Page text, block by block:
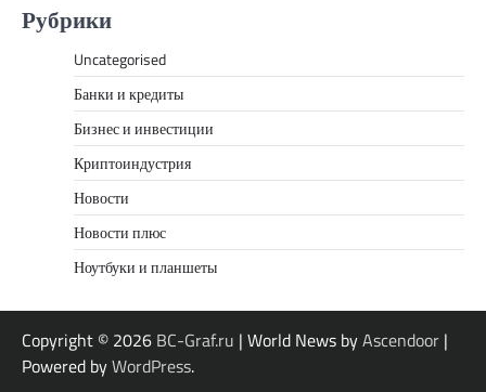
Рубрики
Uncategorised
Банки и кредиты
Бизнес и инвестиции
Криптоиндустрия
Новости
Новости плюс
Ноутбуки и планшеты
Copyright © 2026 BC-Graf.ru | World News byAscendoor |
Powered byWordPress.